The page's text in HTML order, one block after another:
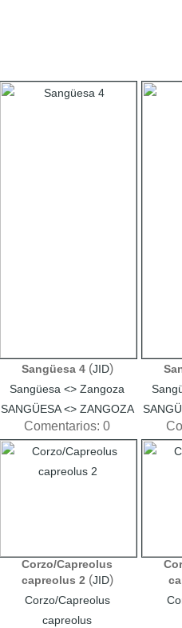
Sangüesa 4 (JID)
Sangüesa <> Zangoza
SANGÜESA <> ZANGOZA
Comentarios: 0
Corzo/Capreolus
capreolus 2 (JID)
Corzo/Capreolus
capreolus